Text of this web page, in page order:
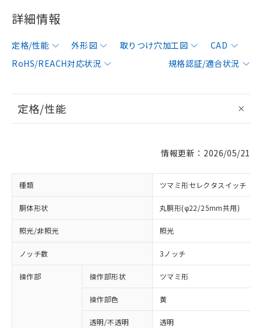
詳細情報
定格/性能 外形図 取りつけ穴加工図
CAD
RoHS/REACH対応状況
規格認証/適合状況
定格/性能
情報更新：2026/05/21
種類 ツマミ形セレクタスイッチ
胴体形状 丸胴形(φ22/25mm共用)
照光/非照光 照光
ノッチ数 3ノッチ
操作部 操作部形状 ツマミ形
操作部色 黄
透明/不透明 透明